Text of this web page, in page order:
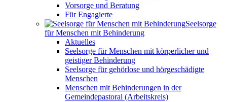
Vorsorge und Beratung
Für Engagierte
Seelsorge
für Menschen mit Behinderung
Aktuelles
Seelsorge für Menschen mit körperlicher und
geistiger Behinderung
Seelsorge für gehörlose und hörgeschädigte
Menschen
Menschen mit Behinderungen in der
Gemeindepastoral (Arbeitskreis)